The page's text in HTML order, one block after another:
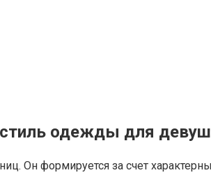
одежды для
Он формируется за счет